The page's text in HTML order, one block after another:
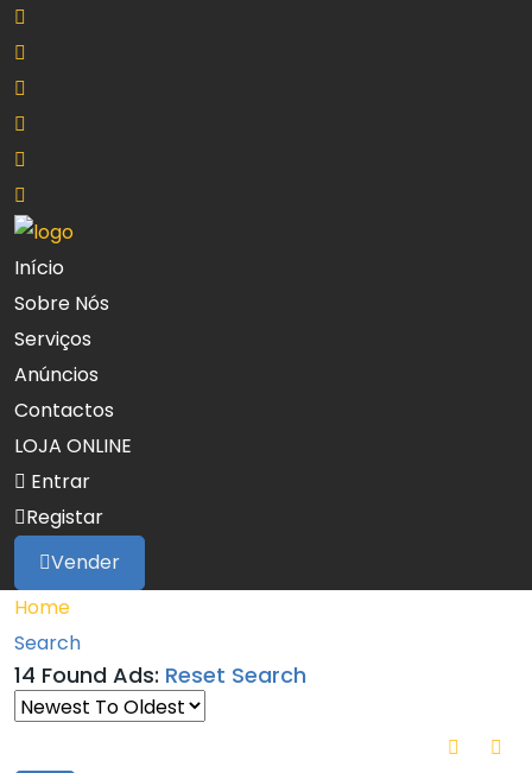
Início
Sobre Nós
Serviços
Anúncios
Contactos
LOJA ONLINE
Entrar
Registar
Vender
Home
Search
14 Found Ads: Reset Search